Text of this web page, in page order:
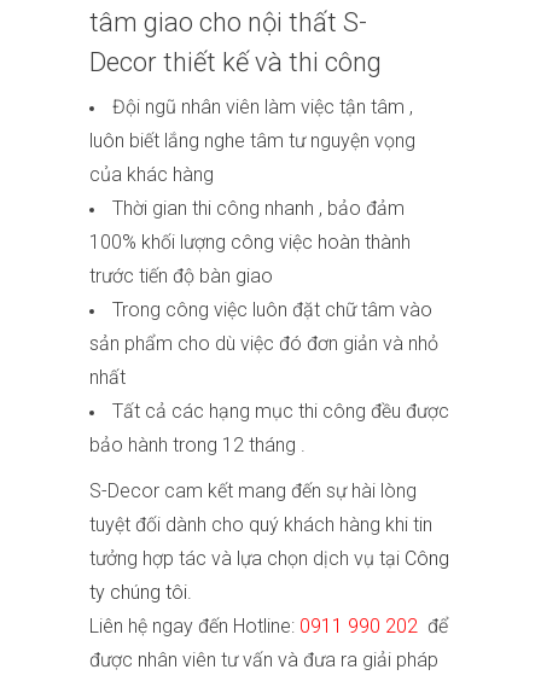
tâm giao cho nội thất S-
Decor thiết kế và thi công
Đội ngũ nhân viên làm việc tận tâm ,
luôn biết lắng nghe tâm tư nguyện vọng
của khác hàng
Thời gian thi công nhanh , bảo đảm
100% khối lượng công việc hoàn thành
trước tiến độ bàn giao
Trong công việc luôn đặt chữ tâm vào
sản phẩm cho dù việc đó đơn giản và nhỏ
nhất
Tất cả các hạng mục thi công đều được
bảo hành trong 12 tháng .
S-Decor cam kết mang đến sự hài lòng
tuyệt đối dành cho quý khách hàng khi tin
tưởng hợp tác và lựa chọn dịch vụ tại Công
ty chúng tôi.
Liên hệ ngay đến Hotline: 0911 990 202 để
được nhân viên tư vấn và đưa ra giải pháp